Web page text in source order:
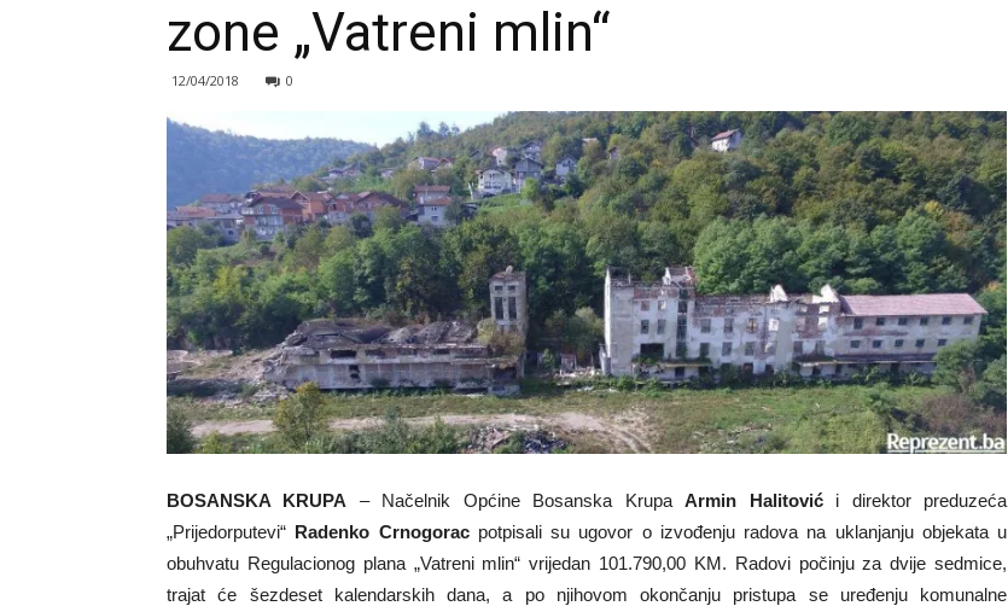
zone „Vatreni mlin“
12/04/2018 0
BOSANSKA KRUPA – Načelnik Općine Bosanska KrupaArmin Halitovići direktor preduzeća
„Prijedorputevi“ Radenko Crnogoracpotpisali su ugovor o izvođenju radova na uklanjanju objekata u
obuhvatu Regulacionog plana „Vatreni mlin“ vrijedan 101.790,00 KM. Radovi počinju za dvije sedmice,
trajat će šezdeset kalendarskih dana, a po njihovom okončanju pristupa se uređenju komunalne